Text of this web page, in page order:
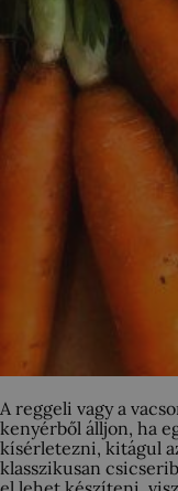
A reggeli vagy a
kenyérből álljon, ha
kísérletezni, kitágul
klasszikusan